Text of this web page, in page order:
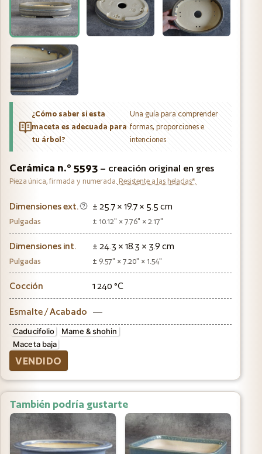
¿Cómo saber si esta
maceta es adecuada para
tu árbol?
Una guía para comprender
formas, proporciones e
intenciones
Cerámica n.º 5593 – creación original en gres
Pieza única, firmada y numerada. Resistente a las heladas*.
Dimensiones ext. ± 25.7 × 19.7 × 5.5 cm
Pulgadas ± 10.12" × 7.76" × 2.17"
Dimensiones int. ± 24.3 × 18.3 × 3.9 cm
Pulgadas ± 9.57" × 7.20" × 1.54"
Cocción 1 240 °C
Esmalte / Acabado —
Caducifolio
Mame & shohin
Maceta baja
VENDIDO
También podría gustarte